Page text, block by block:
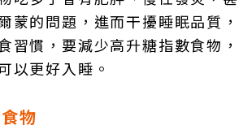
蒙的問題，進而干擾睡眠品質，
習慣，要減少高升糖指數食物，
以更好入睡。
物